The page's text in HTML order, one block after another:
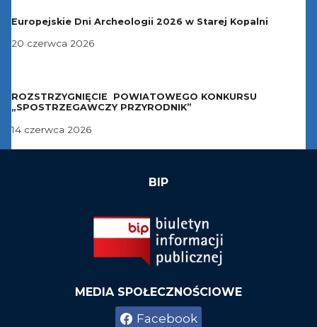
Europejskie Dni Archeologii 2026 w Starej Kopalni
20 czerwca 2026
ROZSTRZYGNIĘCIE POWIATOWEGO KONKURSU
„SPOSTRZEGAWCZY PRZYRODNIK”
14 czerwca 2026
BIP
MEDIA SPOŁECZNOŚCIOWE
Facebook